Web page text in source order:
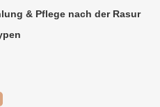
& Pflege nach der Rasur